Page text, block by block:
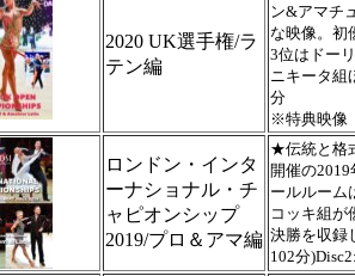
2020 UK選手権/ラ
テン編
ン&アマチ
な映像。初
3位はドー
ニキータ組
分
※特典映像
ロンドン・インタ
ーナショナル・チ
ャピオンシップ
2019/プロ＆アマ編
★伝統と格
開催の
ールルーム
コッキ組が
決勝を収録
102分